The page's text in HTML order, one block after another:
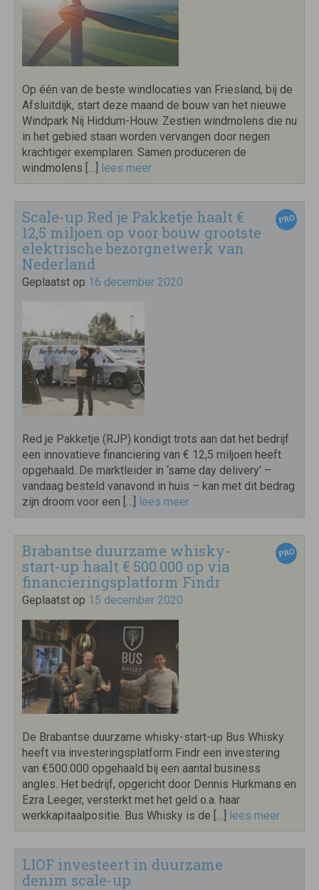
Op één van de beste windlocaties van Friesland, bij de
Afsluitdijk, start deze maand de bouw van het nieuwe
Windpark Nij Hiddum-Houw. Zestien windmolens die nu
in het gebied staan worden vervangen door negen
krachtiger exemplaren. Samen produceren de
windmolens […] lees meer
Scale-up Red je Pakketje haalt €
12,5 miljoen op voor bouw grootste
elektrische bezorgnetwerk van
Nederland
Geplaatst op 16 december 2020
Red je Pakketje (RJP) kondigt trots aan dat het bedrijf
een innovatieve financiering van € 12,5 miljoen heeft
opgehaald. De marktleider in ‘same day delivery’ –
vandaag besteld vanavond in huis – kan met dit bedrag
zijn droom voor een […] lees meer
Brabantse duurzame whisky-
start-up haalt € 500.000 op via
financieringsplatform Findr
Geplaatst op 15 december 2020
De Brabantse duurzame whisky-start-up Bus Whisky
heeft via investeringsplatform Findr een investering
van €500.000 opgehaald bij een aantal business
angles. Het bedrijf, opgericht door Dennis Hurkmans en
Ezra Leeger, versterkt met het geld o.a. haar
werkkapitaalpositie. Bus Whisky is de […] lees meer
LIOF investeert in duurzame
denim scale-up